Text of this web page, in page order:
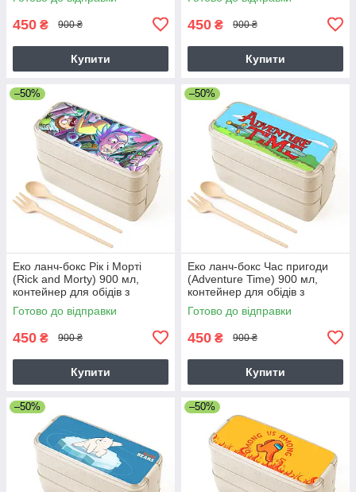
450 ₴ 900 ₴
Купити
450 ₴ 900 ₴
Купити
–50%
Еко ланч-бокс Рік і Морті
(Rick and Morty) 900 мл,
контейнер для обідів з
виделкою і ложкою
Готово до відправки
450 ₴ 900 ₴
Купити
–50%
Еко ланч-бокс Час пригоди
(Adventure Time) 900 мл,
контейнер для обідів з
виделкою і ложкою
Готово до відправки
450 ₴ 900 ₴
Купити
–50% –50%